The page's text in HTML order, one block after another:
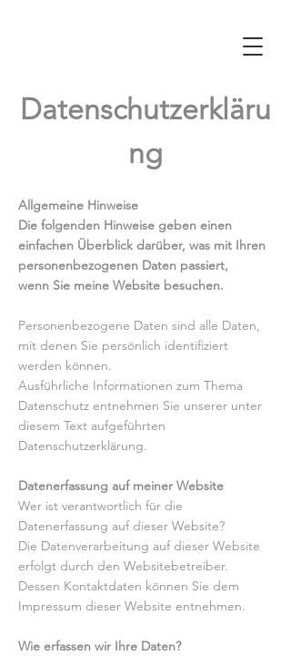
Datenschutzerkläru
ng
Allgemeine Hinweise
Die folgenden Hinweise geben einen
einfachen Überblick darüber, was mit Ihren
personenbezogenen Daten passiert,
wenn Sie meine Website besuchen.
Personenbezogene Daten sind alle Daten,
mit denen Sie persönlich identifiziert
werden können.
Ausführliche Informationen zum Thema
Datenschutz entnehmen Sie unserer unter
diesem Text aufgeführten
Datenschutzerklärung.
Datenerfassung auf meiner Website
Wer ist verantwortlich für die
Datenerfassung auf dieser Website?
Die Datenverarbeitung auf dieser Website
erfolgt durch den Websitebetreiber.
Dessen Kontaktdaten können Sie dem
Impressum dieser Website entnehmen.
Wie erfassen wir Ihre Daten?